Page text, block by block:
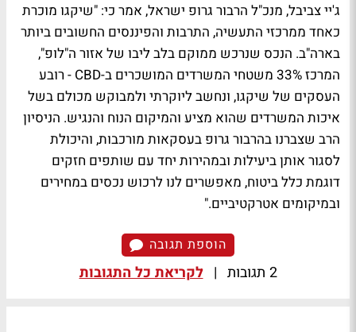
ג'יי צביבל, מנכ"ל הרבור גרופ ישראל, אמר כי: "שיקגו מוכרת
כאחד ממרכזי התעשיה, התרבות והפיננסים החשובים ביותר
בארה"ב. הנכס שנרכש ממוקם בלב ליבו של אזור ה"לופ",
המרכז 33% משטחי המשרדים המושכרים ב-CBD - רובע
העסקים של שיקגו, ונחשב ליוקרתי ולמבוקש מכולם בשל
איכות המשרדים שהוא מציע והמיקום הנוח והנגיש. הניסיון
הרב שצברנו בהרבור גרופ בעסקאות מורכבות, והיכולת
לסגור אותן ביעילות ובמהירות יחד עם שותפים חזקים
דוגמת כלל ביטוח, מאפשרים לנו לרכוש נכסים במחירים
ובמיקומים אטרקטיביים."
הוספת תגובה
2 תגובות | לקריאת כל התגובות